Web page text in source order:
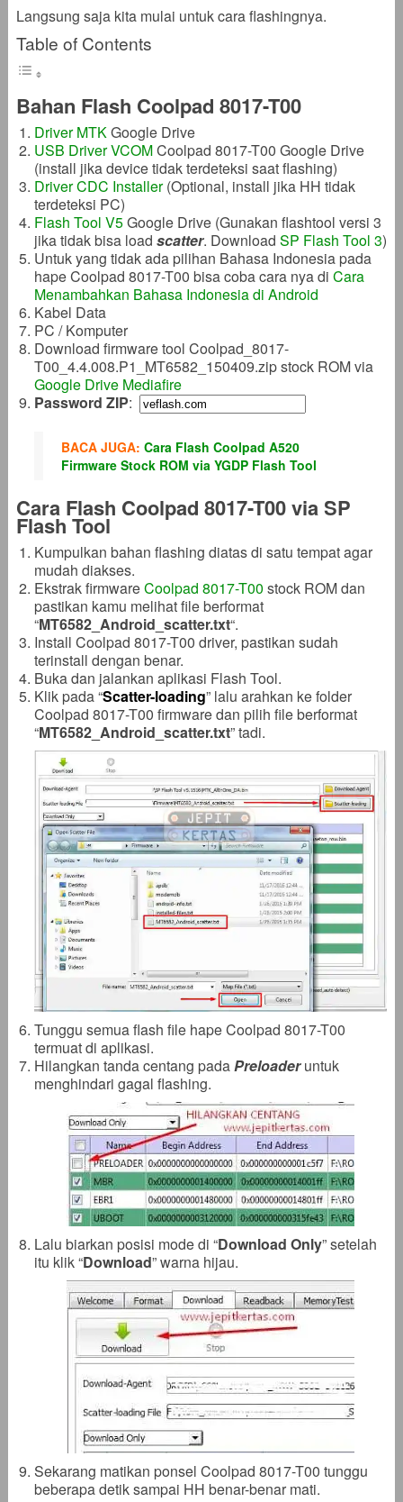
Langsung saja kita mulai untuk cara flashingnya.
Table of Contents
Bahan Flash Coolpad 8017-T00
Driver MTKGoogle Drive
USB Driver VCOMCoolpad 8017-T00 Google Drive
(install jika device tidak terdeteksi saat flashing)
Driver CDC Installer(Optional, install jika HH tidak
terdeteksi PC)
Flash Tool V5Google Drive (Gunakan flashtool versi 3
jika tidak bisa load scatter. Download SP Flash Tool 3)
Untuk yang tidak ada pilihan Bahasa Indonesia pada
hape Coolpad 8017-T00 bisa coba cara nya di Cara
Menambahkan Bahasa Indonesia di Android
Kabel Data
PC / Komputer
Download firmware tool Coolpad_8017-
T00_4.4.008.P1_MT6582_150409.zip stock ROM via
Google Drive Mediafire
Password ZIP:
BACA JUGA: Cara Flash Coolpad A520
Firmware Stock ROM via YGDP Flash Tool
Cara Flash Coolpad 8017-T00 via SP
Flash Tool
Kumpulkan bahan flashing diatas di satu tempat agar
mudah diakses.
Ekstrak firmwareCoolpad 8017-T00 stock ROM dan
pastikan kamu melihat file berformat
“MT6582_Android_scatter.txt“.
Install Coolpad 8017-T00 driver, pastikan sudah
terinstall dengan benar.
Buka dan jalankan aplikasi Flash Tool.
Klik pada “Scatter-loading” lalu arahkan ke folder
Coolpad 8017-T00 firmware dan pilih file berformat
“MT6582_Android_scatter.txt” tadi.
Tunggu semua flash file hape Coolpad 8017-T00
termuat di aplikasi.
Hilangkan tanda centang padaPreloader untuk
menghindari gagal flashing.
Lalu biarkan posisi mode di “Download Only” setelah
itu klik “Download” warna hijau.
Sekarang matikan ponsel Coolpad 8017-T00 tunggu
beberapa detik sampai HH benar-benar mati.